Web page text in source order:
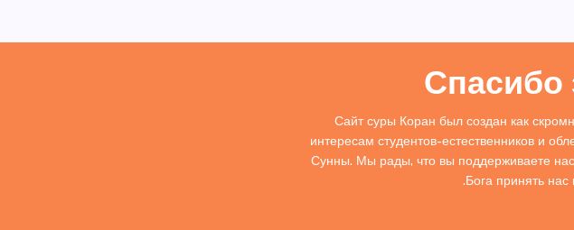
Сайт суры Коран был создан как
интересам студентов-естественников и
Сунны. Мы рады, что вы поддерживаете
Бога принять